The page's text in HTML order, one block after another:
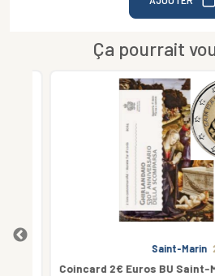
Ça pourrait
Saint-Marin
Coincard 2€ Euros BU Saint-